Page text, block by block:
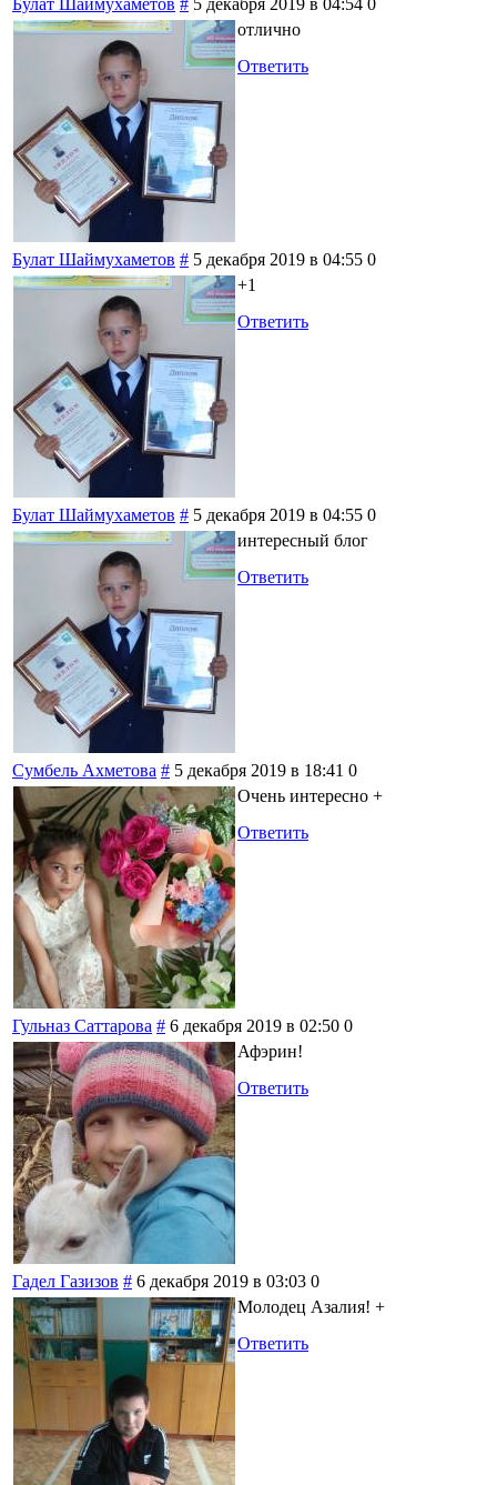
отлично
Ответить
Булат Шаймухаметов # 5 декабря 2019 в 04:55 0
+1
Ответить
Булат Шаймухаметов # 5 декабря 2019 в 04:55 0
интересный блог
Ответить
Сумбель Ахметова # 5 декабря 2019 в 18:41 0
Очень интересно +
Ответить
Гульназ Саттарова # 6 декабря 2019 в 02:50 0
Афэрин!
Ответить
Гадел Газизов # 6 декабря 2019 в 03:03 0
Молодец Азалия! +
Ответить